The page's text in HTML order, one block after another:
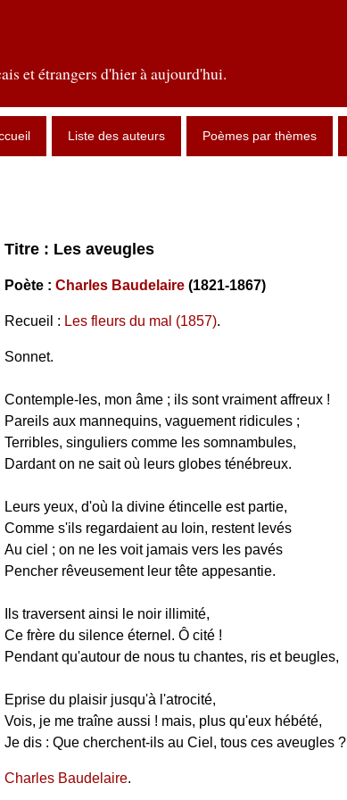
et étrangers d'hier à aujourd'hui.
Liste des auteurs Poèmes par thèmes
Titre : Les aveugles
Poète : Charles Baudelaire (1821-1867)
Recueil : Les fleurs du mal (1857).
Sonnet.
Contemple-les, mon âme ; ils sont vraiment affreux !
Pareils aux mannequins, vaguement ridicules ;
Terribles, singuliers comme les somnambules,
Dardant on ne sait où leurs globes ténébreux.
Leurs yeux, d'où la divine étincelle est partie,
Comme s'ils regardaient au loin, restent levés
Au ciel ; on ne les voit jamais vers les pavés
Pencher rêveusement leur tête appesantie.
Ils traversent ainsi le noir illimité,
Ce frère du silence éternel. Ô cité !
Pendant qu'autour de nous tu chantes, ris et beugles,
Eprise du plaisir jusqu'à l'atrocité,
Vois, je me traîne aussi ! mais, plus qu'eux hébété,
Je dis : Que cherchent-ils au Ciel, tous ces aveugles ?
Charles Baudelaire.